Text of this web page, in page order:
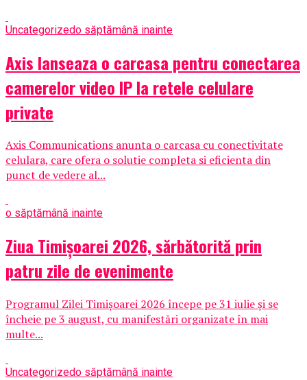
Uncategorizedo săptămână inainte
Axis lanseaza o carcasa pentru conectarea
camerelor video IP la retele celulare
private
Axis Communications anunta o carcasa cu conectivitate
celulara, care ofera o solutie completa si eficienta din
punct de vedere al...
o săptămână inainte
Ziua Timișoarei 2026, sărbătorită prin
patru zile de evenimente
Programul Zilei Timișoarei 2026 începe pe 31 iulie și se
încheie pe 3 august, cu manifestări organizate în mai
multe...
Uncategorizedo săptămână inainte